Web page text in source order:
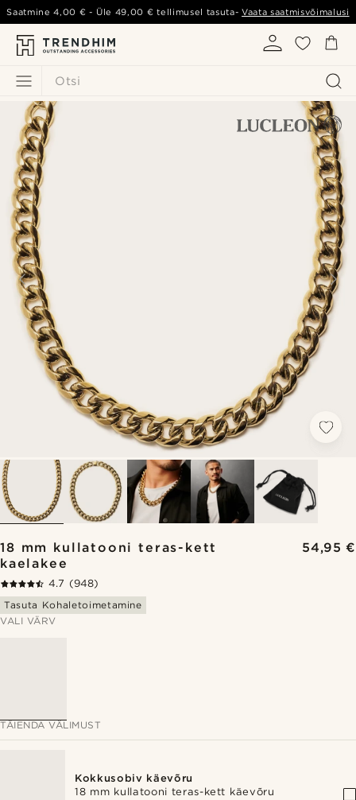
Otsi
Saatmine4,00 € - Üle 49,00 € tellimusel tasuta-Vaata saatmisvõimalusi
18 mm kullatooni teras-kett
kaelakee
54,95 €
4.7 (948)
Tasuta Kohaletoimetamine
VALI VÄRV
TÄIENDA VÄLIMUST
Kokkusobiv käevõru
18 mm kullatooni teras-kett käevõru